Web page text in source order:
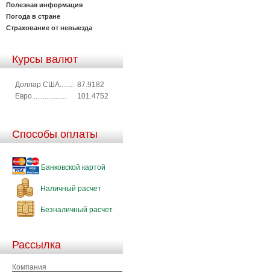
Полезная информация
Погода в стране
Страхование от невыезда
Курсы валют
Доллар США........ 87.9182
Евро...................
101.4752
Способы оплаты
Банковской картой
Наличный расчет
Безналичный расчет
Рассылка
Компания